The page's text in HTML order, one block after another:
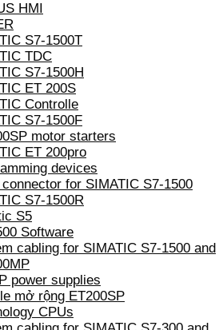
HMI
S7-1500T
TDC
S7-1500H
ET 200S
Controlle
S7-1500F
motor starters
ET 200pro
devices
for SIMATIC S7-1500
S7-1500R
S5
Software
cabling for SIMATIC S7-1500 and
power supplies
mở rộng ET200SP
CPUs